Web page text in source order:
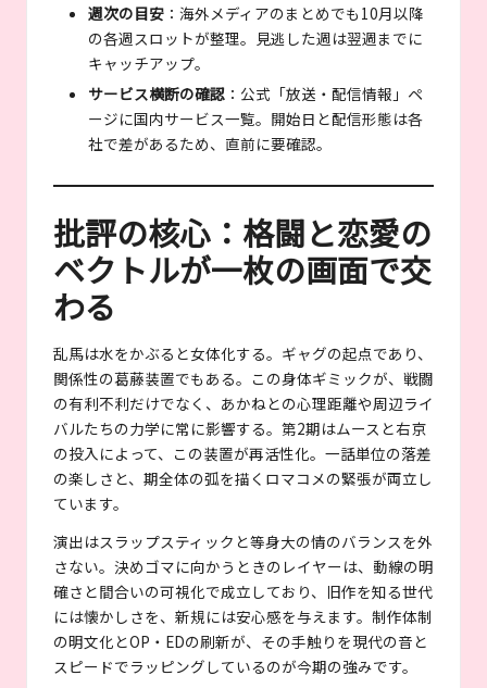
週次の目安 ：海外メディアのまとめでも10月以降
の各週スロットが整理。見逃した週は翌週までに
キャッチアップ。
サービス横断の確認 ：公式「放送・配信情報」ペ
ージに国内サービス一覧。開始日と配信形態は各
社で差があるため、直前に要確認。
批評の核心：格闘と恋愛の
ベクトルが一枚の画面で交
わる
乱馬は水をかぶると女体化する。ギャグの起点であり、
関係性の葛藤装置でもある。この身体ギミックが、戦闘
の有利不利だけでなく、あかねとの心理距離や周辺ライ
バルたちの力学に常に影響する。第2期はムースと右京
の投入によって、この装置が再活性化。一話単位の落差
の楽しさと、期全体の弧を描くロマコメの緊張が両立し
ています。
演出はスラップスティックと等身大の情のバランスを外
さない。決めゴマに向かうときのレイヤーは、動線の明
確さと間合いの可視化で成立しており、旧作を知る世代
には懐かしさを、新規には安心感を与えます。制作体制
の明文化とOP・EDの刷新が、その手触りを現代の音と
スピードでラッピングしているのが今期の強みです。